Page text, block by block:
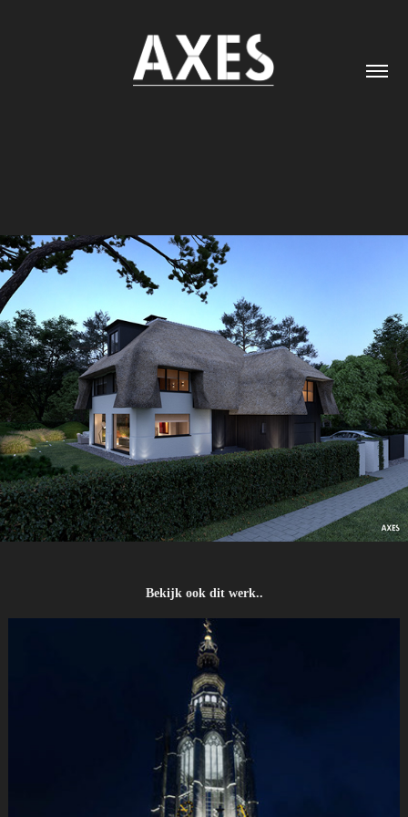
Bekijk ook dit werk..
Onze Lieve Vrouwetoren Amersfoort